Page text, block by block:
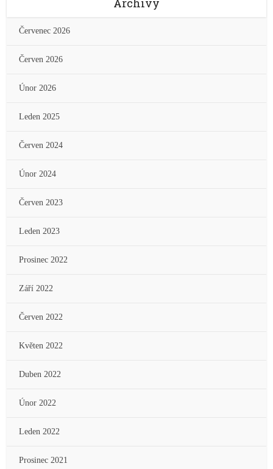
Červenec 2026
Červen 2026
Únor 2026
Leden 2025
Červen 2024
Únor 2024
Červen 2023
Leden 2023
Prosinec 2022
Září 2022
Červen 2022
Květen 2022
Duben 2022
Únor 2022
Leden 2022
Prosinec 2021